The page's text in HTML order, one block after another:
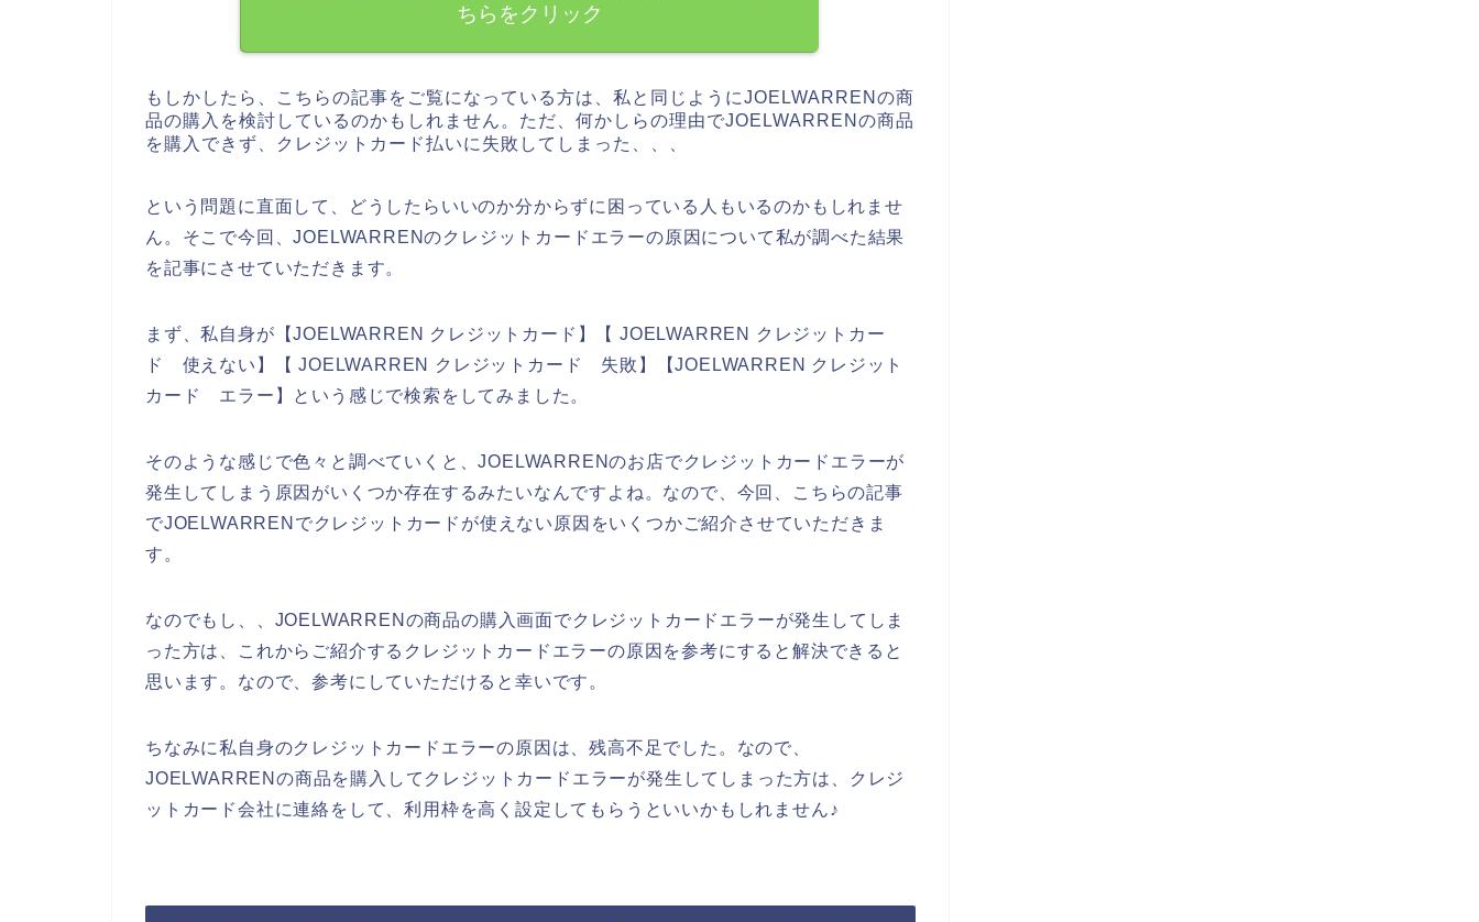
ちらをクリック
もしかしたら、こちらの記事をご覧になっている方は、私と同じようにJOELWARRENの商
品の購入を検討しているのかもしれません。ただ、何かしらの理由でJOELWARRENの商品
を購入できず、クレジットカード払いに失敗してしまった、、、
という問題に直面して、どうしたらいいのか分からずに困っている人もいるのかもしれませ
ん。そこで今回、JOELWARRENのクレジットカードエラーの原因について私が調べた結果
を記事にさせていただきます。
まず、私自身が【JOELWARREN クレジットカード】【 JOELWARREN クレジットカー
ド 使えない】【 JOELWARREN クレジットカード 失敗】【JOELWARREN クレジット
カード エラー】という感じで検索をしてみました。
そのような感じで色々と調べていくと、JOELWARRENのお店でクレジットカードエラーが
発生してしまう原因がいくつか存在するみたいなんですよね。なので、今回、こちらの記事
でJOELWARRENでクレジットカードが使えない原因をいくつかご紹介させていただきま
す。
なのでもし、、JOELWARRENの商品の購入画面でクレジットカードエラーが発生してしま
った方は、これからご紹介するクレジットカードエラーの原因を参考にすると解決できると
思います。なので、参考にしていただけると幸いです。
ちなみに私自身のクレジットカードエラーの原因は、残高不足でした。なので、
JOELWARRENの商品を購入してクレジットカードエラーが発生してしまった方は、クレジ
ットカード会社に連絡をして、利用枠を高く設定してもらうといいかもしれません♪